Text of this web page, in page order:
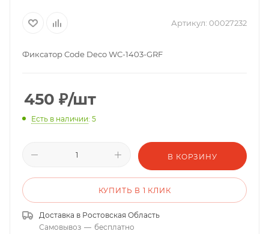
Артикул: 00027232
Фиксатор Code Deco WC-1403-GRF
450 ₽/шт
Есть в наличии: 5
В КОРЗИНУ
КУПИТЬ В 1 КЛИК
Доставка в Ростовская Область
Самовывоз — бесплатно